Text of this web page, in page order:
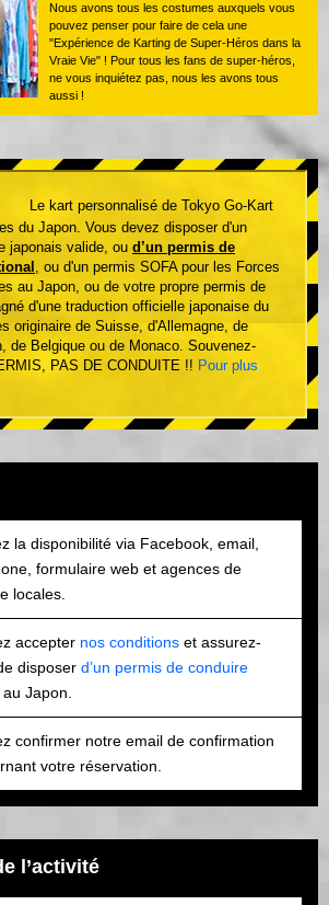
Nous avons tous les costumes auxquels vous
pouvez penser pour faire de cela une
"Expérience de Karting de Super-Héros dans la
Vraie Vie" ! Pour tous les fans de super-héros,
ne vous inquiétez pas, nous les avons tous
aussi !
Le kart personnalisé de Tokyo Go-Kart
du Japon. Vous devez disposer d'un
japonais valide, ou d’un permis de
, ou d'un permis SOFA pour les Forces
au Japon, ou de votre propre permis de
d'une traduction officielle japonaise du
originaire de Suisse, d'Allemagne, de
de Belgique ou de Monaco. Souvenez-
PAS DE CONDUITE !! Pour plus
la disponibilité via Facebook, email,
formulaire web et agences de
locales.
accepter nos conditions et assurez-
disposer d’un permis de conduire
au Japon.
confirmer notre email de confirmation
votre réservation.
l’activité